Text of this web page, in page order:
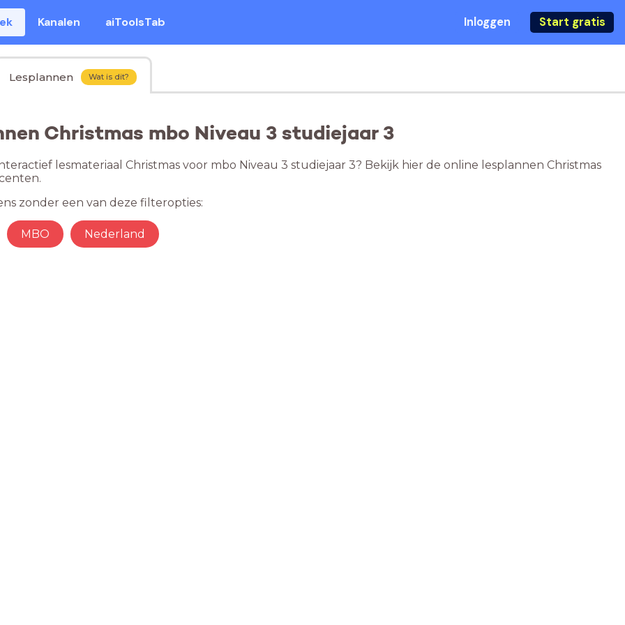
Kanalen aiToolsTab Inloggen Start gratis
Lesplannen Wat is dit?
Christmas mbo Niveau 3 studiejaar 3
lesmateriaal Christmas voor mbo Niveau 3 studiejaar 3? Bekijk hier de online lesplannen Christmas
zonder een van deze filteropties:
MBO Nederland